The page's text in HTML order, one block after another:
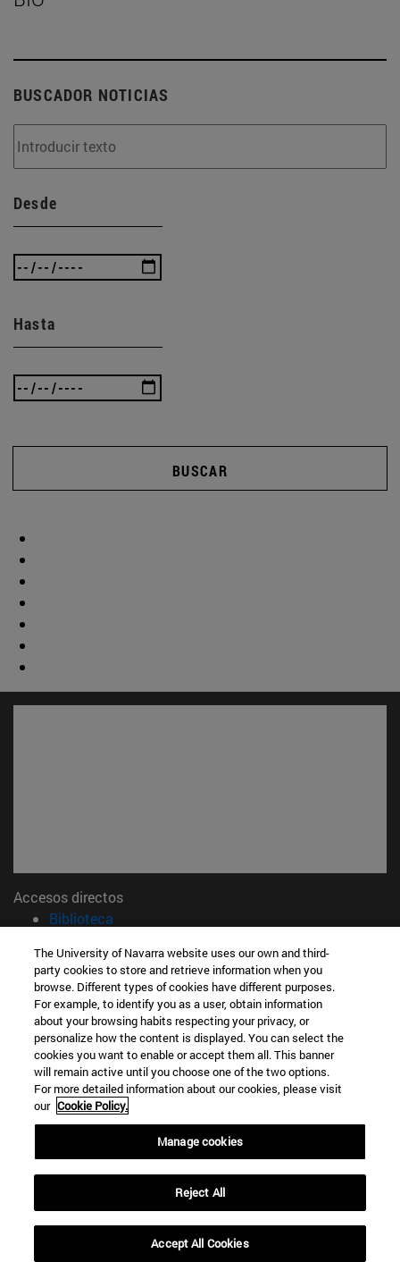
BUSCADOR NOTICIAS
Desde
Hasta
BUSCAR
Accesos directos
Biblioteca
Aula virtual ADI(abre en nueva ventana)
Búsqueda de personas(abre en nueva ventana)
Trabaja con nosotros(abre en nueva ventana)
Información
TFNO +34 948 42 56 00
¿QUÉ GRADO TE INTERESA?
¿QUÉ MÁSTER TE INTERESA?
© Universidad de Navarra
Información legal
Configuración de cookies
The University of Navarra website uses our own and third-
party cookies to store and retrieve information when you
browse. Different types of cookies have different purposes.
For example, to identify you as a user, obtain information
about your browsing habits respecting your privacy, or
personalize how the content is displayed. You can select the
cookies you want to enable or accept them all. This banner
will remain active until you choose one of the two options.
For more detailed information about our cookies, please visit
our Cookie Policy.
Manage cookies
Reject All
Accept All Cookies